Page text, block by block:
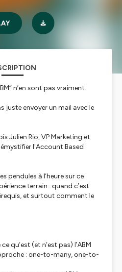
n’en sont pas vraiment.
juste envoyer un mail avec le
Julien Rio, VP Marketing et
l'Account Based
pendules à l’heure sur ce
terrain : quand c’est
et surtout comment le
qu’est (et n’est pas) l’ABM
: one-to-many, one-to-